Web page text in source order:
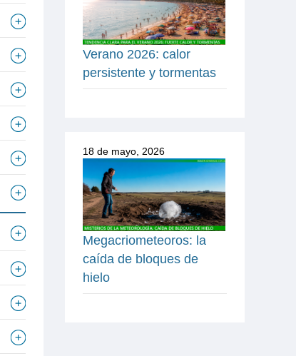
Verano 2026: calor
persistente y tormentas
18 de mayo, 2026
Megacriometeoros: la
caída de bloques de
hielo